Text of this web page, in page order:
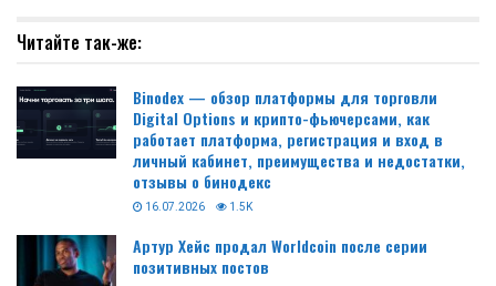
Читайте так-же:
Binodex — обзор платформы для торговли
Digital Options и крипто-фьючерсами, как
работает платформа, регистрация и вход в
личный кабинет, преимущества и недостатки,
отзывы о бинодекс
16.07.2026 1.5K
Артур Хейс продал Worldcoin после серии
позитивных постов